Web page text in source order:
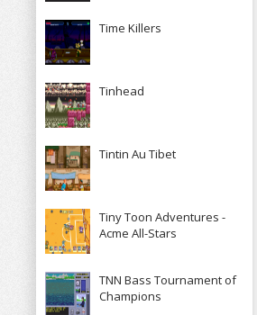
Time Killers
Tinhead
Tintin Au Tibet
Tiny Toon Adventures -
Acme All-Stars
TNN Bass Tournament of
Champions